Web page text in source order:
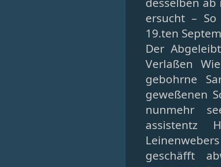
ersucht –
19.ten
Der
Verlaßen
gebohrne
geweßenen
nunmehr
assistentz
geschäfft